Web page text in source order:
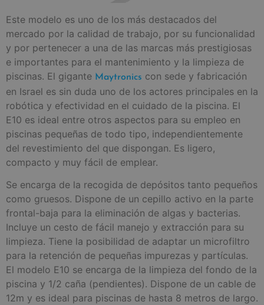
Este modelo es uno de los más destacados del
mercado por la calidad de trabajo, por su funcionalidad
y por pertenecer a una de las marcas más prestigiosas
e importantes para el mantenimiento y la limpieza de
piscinas. El gigante Maytronics con sede y fabricación
en Israel es sin duda uno de los actores principales en la
robótica y efectividad en el cuidado de la piscina. El
E10 es ideal entre otros aspectos para su empleo en
piscinas pequeñas de todo tipo, independientemente
del revestimiento del que dispongan. Es ligero,
compacto y muy fácil de emplear.
Se encarga de la recogida de depósitos tanto pequeños
como gruesos. Dispone de un cepillo activo en la parte
frontal-baja para la eliminación de algas y bacterias.
Incluye un cesto de fácil manejo y extracción para su
limpieza. Tiene la posibilidad de adaptar un microfiltro
para la retención de pequeñas impurezas y partículas.
El modelo E10 se encarga de la limpieza del fondo de la
piscina y 1/2 caña (pendientes). Dispone de un cable de
12m y es ideal para piscinas de hasta 8 metros de largo.